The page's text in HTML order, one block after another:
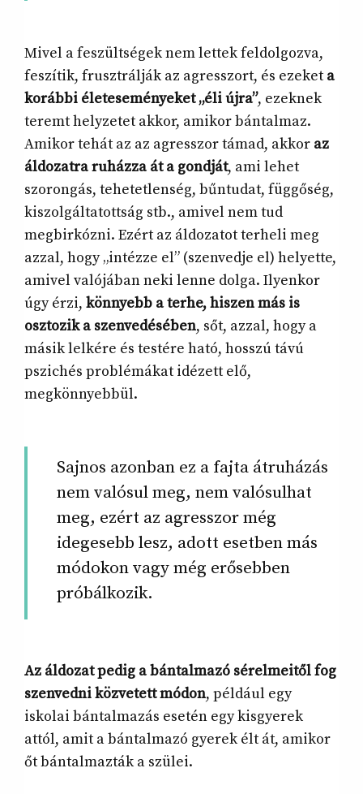
Mivel a feszültségek nem lettek feldolgozva,
feszítik, frusztrálják az agresszort, és ezeket a
korábbi életeseményeket „éli újra”, ezeknek
teremt helyzetet akkor, amikor bántalmaz.
Amikor tehát az az agresszor támad, akkor az
áldozatra ruházza át a gondját, ami lehet
szorongás, tehetetlenség, bűntudat, függőség,
kiszolgáltatottság stb., amivel nem tud
megbirkózni. Ezért az áldozatot terheli meg
azzal, hogy „intézze el” (szenvedje el) helyette,
amivel valójában neki lenne dolga. Ilyenkor
úgy érzi, könnyebb a terhe, hiszen más is
osztozik a szenvedésében, sőt, azzal, hogy a
másik lelkére és testére ható, hosszú távú
pszichés problémákat idézett elő,
megkönnyebbül.
Sajnos azonban ez a fajta átruházás
nem valósul meg, nem valósulhat
meg, ezért az agresszor még
idegesebb lesz, adott esetben más
módokon vagy még erősebben
próbálkozik.
Az áldozat pedig a bántalmazó sérelmeitől fog
szenvedni közvetett módon, például egy
iskolai bántalmazás esetén egy kisgyerek
attól, amit a bántalmazó gyerek élt át, amikor
őt bántalmazták a szülei.